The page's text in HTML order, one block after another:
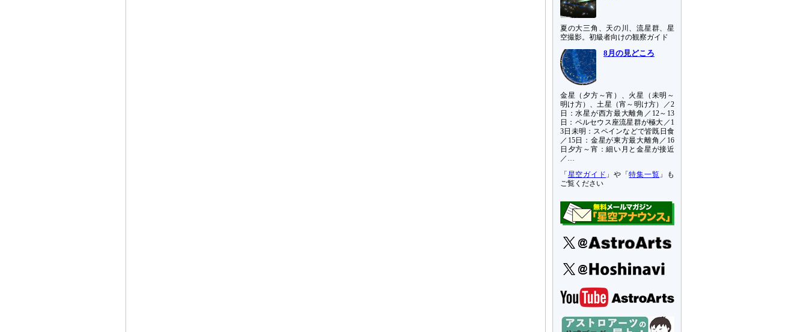
夏の大三角、天の川、流星群、星
空撮影。初級者向けの観察ガイド
8月の見どころ
金星（夕方～宵）、火星（未明～
明け方）、土星（宵～明け方）／2
日：水星が西方最大離角／12～13
日：ペルセウス座流星群が極大／1
3日未明：スペインなどで皆既日食
／15日：金星が東方最大離角／16
日夕方～宵：細い月と金星が接近
／…
「 星空ガイド 」や「特集一覧 」も
ご覧ください